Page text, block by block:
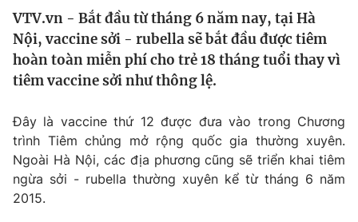
Thế giới
Tin tức
Câu chuyện quốc tế
Tài chính
Thị trường
Góc doanh nghiệp
Dữ liệu và đời sống
Truyền hình
VTV.vn - Bắt đầu từ tháng 6 năm nay, tại Hà
Nội, vaccine sởi - rubella sẽ bắt đầu được tiêm
hoàn toàn miễn phí cho trẻ 18 tháng tuổi thay vì
tiêm vaccine sởi như thông lệ.
Đây là vaccine thứ 12 được đưa vào trong Chương
trình Tiêm chủng mở rộng quốc gia thường xuyên.
Ngoài Hà Nội, các địa phương cũng sẽ triển khai tiêm
ngừa sởi - rubella thường xuyên kể từ tháng 6 năm
2015.